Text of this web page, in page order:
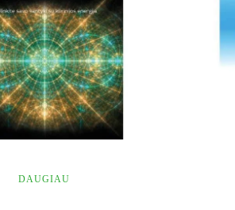
DAUGIAU